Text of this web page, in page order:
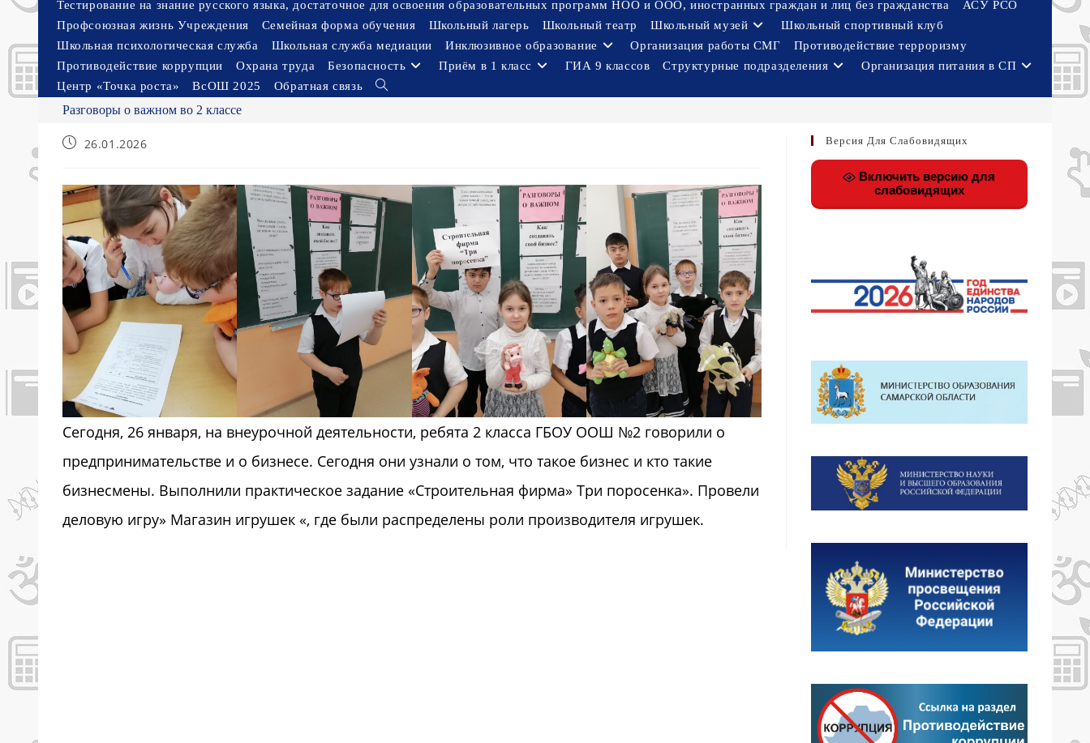
Тестирование на знание русского языка, достаточное для освоения образовательных программ НОО и ООО, иностранных граждан и лиц без гражданства
АСУ РСО
Профсоюзная жизнь Учреждения
Семейная форма обучения Школьный лагерь Школьный театр Школьный музей
Школьный спортивный клуб
Школьная психологическая служба
Школьная служба медиации Инклюзивное образование Организация работы СМГ
Противодействие терроризму
Противодействие коррупции
Охрана труда Безопасность Приём в 1 класс ГИА 9 классов Структурные подразделения
Организация питания в СП
Центр «Точка роста»
ВсОШ 2025 Обратная связь
Переключить
Разговоры о важном во 2 классе
Запись26.01.2026
Сегодня, 26 января, на внеурочной деятельности, ребята 2 класса ГБОУ ООШ №2 говорили о
предпринимательстве и о бизнесе. Сегодня они узнали о том, что такое бизнес и кто такие
бизнесмены. Выполнили практическое задание «Строительная фирма» Три поросенка». Провели
деловую игру» Магазин игрушек «, где были распределены роли производителя игрушек.
Версия Для Слабовидящих
Включить версию для
слабовидящих